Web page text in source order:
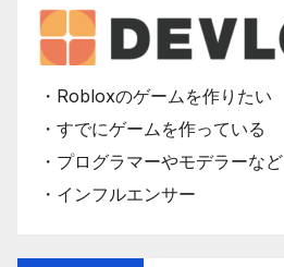
・Robloxのゲームを作りたい
・すでにゲームを作っている
・プログラマーやモデラーなど
・インフルエンサー